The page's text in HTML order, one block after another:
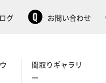
グ お問い合わせ
間取りギャラリ
ー